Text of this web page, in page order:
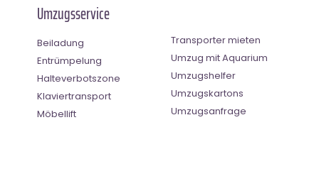
Umzugsservice
Beiladung
Entrümpelung
Halteverbotszone
Klaviertransport
Möbellift
Transporter mieten
Umzug mit Aquarium
Umzugshelfer
Umzugskartons
Umzugsanfrage